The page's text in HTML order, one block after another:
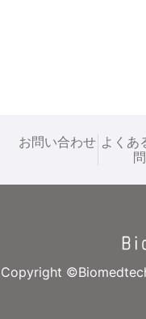
お問い合わせ よくあ
問
Copyright